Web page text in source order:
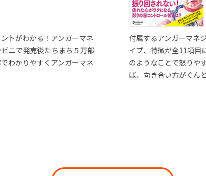
トがわかる！アンガーマネ
ニで発売後たちまち５万部
わかりやすくアンガーマネ
付属するアンガーマネ
イプ、特徴が全11項目
のようなことで怒りや
ば、向き合い方がぐん